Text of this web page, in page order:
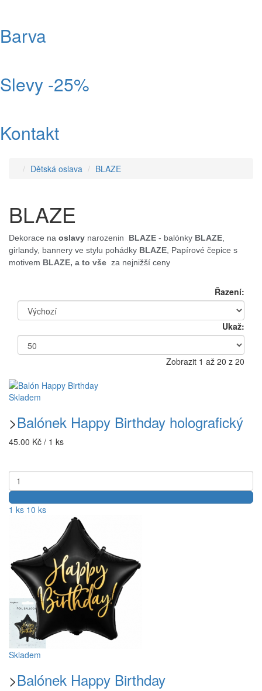
Barva
Slevy -25%
Kontakt
Dětská oslava BLAZE
BLAZE
Dekorace na oslavy narozenin BLAZE - balónky BLAZE
girlandy, bannery ve stylu pohádky BLAZE Papírové čepice s
motivem BLAZE, a to vše za nejnižší ceny
Řazení:
Ukaž:
Zobrazit 1 až 20 z 20
Skladem
>Balónek Happy Birthday holografický
45.00 Kč / 1 ks
1 ks 10 ks
Skladem
>Balónek Happy Birthday